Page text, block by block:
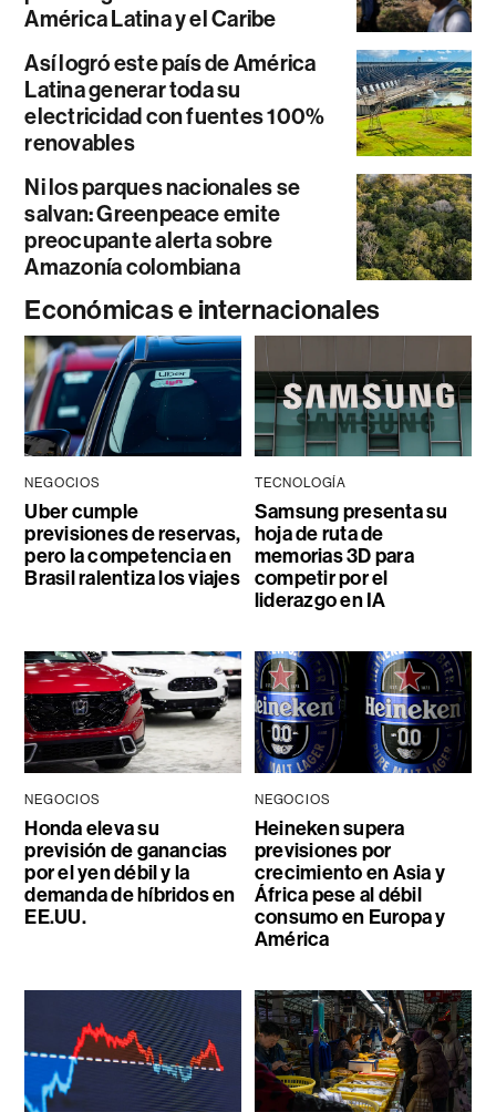
América Latina y el Caribe
Así logró este país de América
Latina generar toda su
electricidad con fuentes 100%
renovables
Ni los parques nacionales se
salvan: Greenpeace emite
preocupante alerta sobre
Amazonía colombiana
Económicas e internacionales
NEGOCIOS
Uber cumple
previsiones de reservas,
pero la competencia en
Brasil ralentiza los viajes
TECNOLOGÍA
Samsung presenta su
hoja de ruta de
memorias 3D para
competir por el
liderazgo en IA
NEGOCIOS
Honda eleva su
previsión de ganancias
por el yen débil y la
demanda de híbridos en
EE.UU.
NEGOCIOS
Heineken supera
previsiones por
crecimiento en Asia y
África pese al débil
consumo en Europa y
América